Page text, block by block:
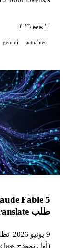
على حدود Pareto في EVA-Bench.
١٠ يونيو ٢٠٢٦
actualites
gemini
طلب S-1، Gemini 3.5 Live Translate